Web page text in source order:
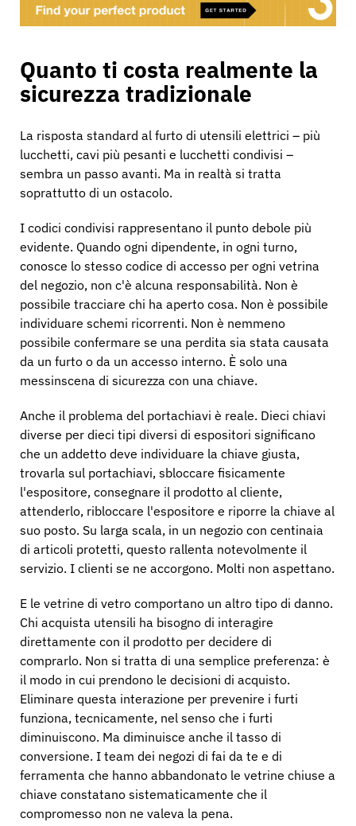
Quanto ti costa realmente la
sicurezza tradizionale
La risposta standard al furto di utensili elettrici – più
lucchetti, cavi più pesanti e lucchetti condivisi –
sembra un passo avanti. Ma in realtà si tratta
soprattutto di un ostacolo.
I codici condivisi rappresentano il punto debole più
evidente. Quando ogni dipendente, in ogni turno,
conosce lo stesso codice di accesso per ogni vetrina
del negozio, non c'è alcuna responsabilità. Non è
possibile tracciare chi ha aperto cosa. Non è possibile
individuare schemi ricorrenti. Non è nemmeno
possibile confermare se una perdita sia stata causata
da un furto o da un accesso interno. È solo una
messinscena di sicurezza con una chiave.
Anche il problema del portachiavi è reale. Dieci chiavi
diverse per dieci tipi diversi di espositori significano
che un addetto deve individuare la chiave giusta,
trovarla sul portachiavi, sbloccare fisicamente
l'espositore, consegnare il prodotto al cliente,
attenderlo, ribloccare l'espositore e riporre la chiave al
suo posto. Su larga scala, in un negozio con centinaia
di articoli protetti, questo rallenta notevolmente il
servizio. I clienti se ne accorgono. Molti non aspettano.
E le vetrine di vetro comportano un altro tipo di danno.
Chi acquista utensili ha bisogno di interagire
direttamente con il prodotto per decidere di
comprarlo. Non si tratta di una semplice preferenza: è
il modo in cui prendono le decisioni di acquisto.
Eliminare questa interazione per prevenire i furti
funziona, tecnicamente, nel senso che i furti
diminuiscono. Ma diminuisce anche il tasso di
conversione. I team dei negozi di fai da te e di
ferramenta che hanno abbandonato le vetrine chiuse a
chiave constatano sistematicamente che il
compromesso non ne valeva la pena.